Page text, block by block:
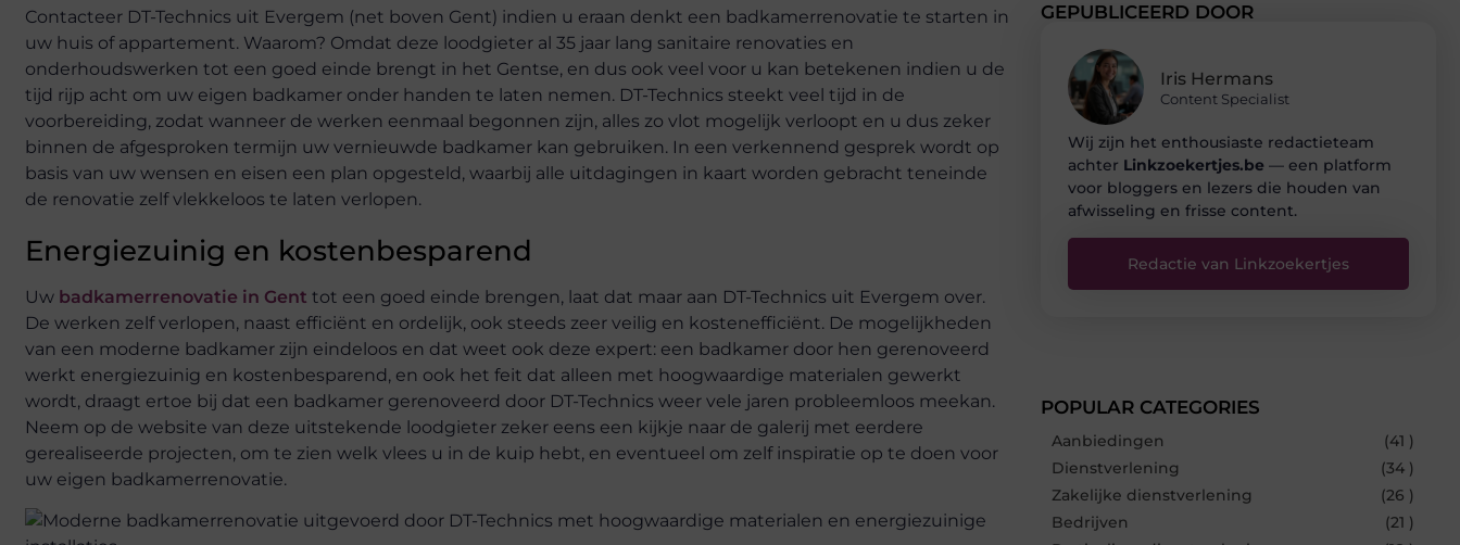
Contacteer DT-Technics uit Evergem (net boven Gent) indien u eraan denkt een badkamerrenovatie te starten in
uw huis of appartement. Waarom? Omdat deze loodgieter al 35 jaar lang sanitaire renovaties en
onderhoudswerken tot een goed einde brengt in het Gentse, en dus ook veel voor u kan betekenen indien u de
tijd rijp acht om uw eigen badkamer onder handen te laten nemen. DT-Technics steekt veel tijd in de
voorbereiding, zodat wanneer de werken eenmaal begonnen zijn, alles zo vlot mogelijk verloopt en u dus zeker
binnen de afgesproken termijn uw vernieuwde badkamer kan gebruiken. In een verkennend gesprek wordt op
basis van uw wensen en eisen een plan opgesteld, waarbij alle uitdagingen in kaart worden gebracht teneinde
de renovatie zelf vlekkeloos te laten verlopen.
Energiezuinig en kostenbesparend
Uw badkamerrenovatie in Gent tot een goed einde brengen, laat dat maar aan DT-Technics uit Evergem over.
De werken zelf verlopen, naast efficiënt en ordelijk, ook steeds zeer veilig en kostenefficiënt. De mogelijkheden
van een moderne badkamer zijn eindeloos en dat weet ook deze expert: een badkamer door hen gerenoveerd
werkt energiezuinig en kostenbesparend, en ook het feit dat alleen met hoogwaardige materialen gewerkt
wordt, draagt ertoe bij dat een badkamer gerenoveerd door DT-Technics weer vele jaren probleemloos meekan.
Neem op de website van deze uitstekende loodgieter zeker eens een kijkje naar de galerij met eerdere
gerealiseerde projecten, om te zien welk vlees u in de kuip hebt, en eventueel om zelf inspiratie op te doen voor
uw eigen badkamerrenovatie.
GEPUBLICEERD DOOR
Iris Hermans
Content Specialist
Wij zijn het enthousiaste redactieteam
achter Linkzoekertjes.be — een platform
voor bloggers en lezers die houden van
afwisseling en frisse content.
Redactie van Linkzoekertjes
POPULAR CATEGORIES
Aanbiedingen
(41 )
Dienstverlening
(34 )
Zakelijke dienstverlening
(26 )
Bedrijven
(21 )